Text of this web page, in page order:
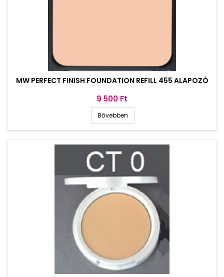
MW PERFECT FINISH FOUNDATION REFILL 455 ALAPOZÓ
Ár
9 500 Ft
Bővebben